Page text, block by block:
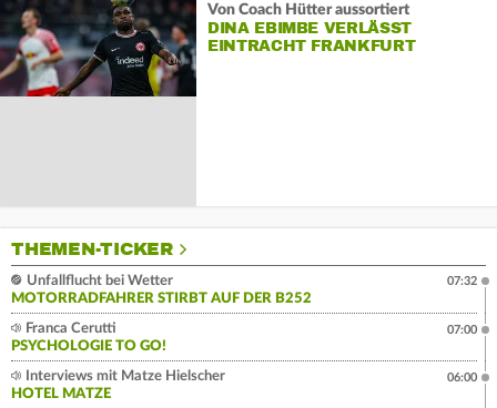
Von Coach Hütter aussortiert
DINA EBIMBE VERLÄSST
EINTRACHT FRANKFURT
THEMEN-TICKER
Unfallflucht bei Wetter
MOTORRADFAHRER STIRBT AUF DER B252
07:32
Franca Cerutti
PSYCHOLOGIE TO GO!
07:00
Interviews mit Matze Hielscher
HOTEL MATZE
06:00